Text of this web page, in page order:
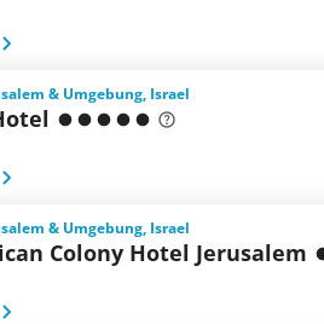
& Umgebung, Israel
& Umgebung, Israel
Colony Hotel Jerusalem